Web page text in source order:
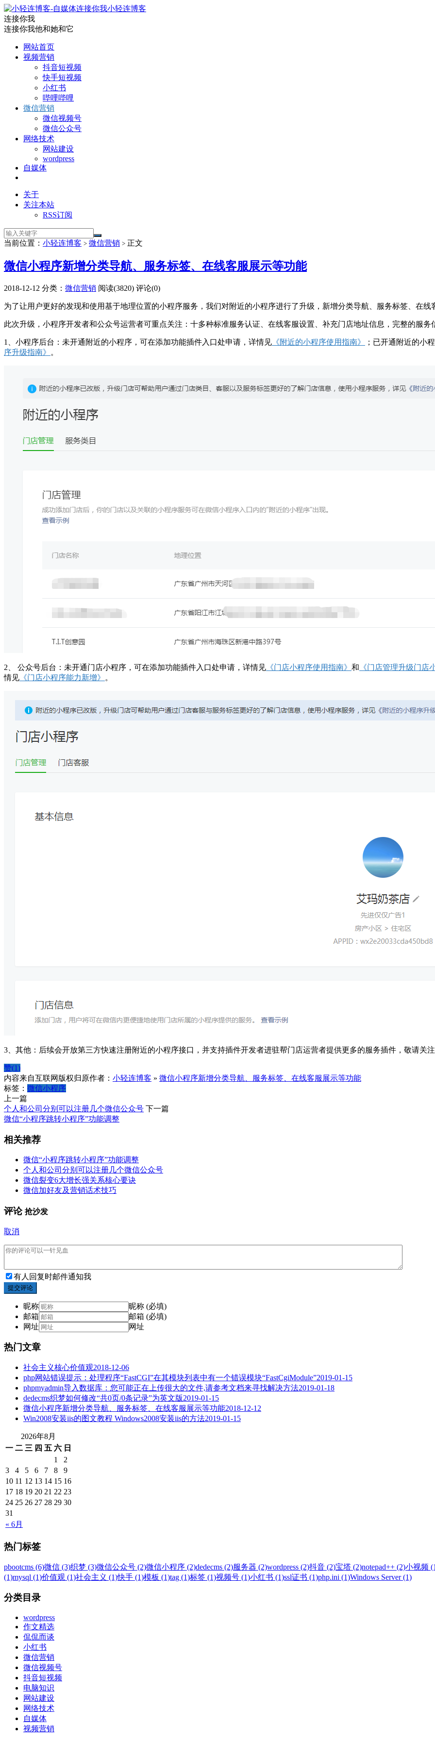
小轻连博客
连接你我
连接你我他和她和它
网站首页
视频营销
抖音短视频
快手短视频
小红书
哔哩哔哩
微信营销
微信视频号
微信公众号
网络技术
网站建设
wordpress
自媒体
关于
关注本站
RSS订阅
当前位置： 小轻连博客 > 微信营销 > 正文
微信小程序新增分类导航、服务标签、在线客服展示等功能
2018-12-12 分类： 微信营销 阅读(3820) 评论(0)
为了让用户更好的发现和使用基于地理位置的小程序服务，我们对附近的小程序进行了升级，新增分类导航、服务标签、在线
此次升级，小程序开发者和公众号运营者可重点关注：十多种标准服务认证、在线客服设置、补充门店地址信息，完整的服务
1、小程序后台：未开通附近的小程序，可在添加功能插件入口处申请，详情见 《附近的小程序使用指南》 ；已开通附近的小
序升级指南》
。
2、 公众号后台：未开通门店小程序，可在添加功能插件入口处申请，详情见 《门店小程序使用指南》 和 《门店管理升级门店
情见 《门店小程序能力新增》 。
3、其他：后续会开放第三方快速注册附近的小程序接口，并支持插件开发者进驻帮门店运营者提供更多的服务插件，敬请关注
赞(1)
内容来自互联网版权归原作者： 小轻连博客 » 微信小程序新增分类导航、服务标签、在线客服展示等功能
标签： 微信小程序
上一篇
个人和公司分别可以注册几个微信公众号 下一篇
微信“小程序跳转小程序”功能调整
相关推荐
微信“小程序跳转小程序”功能调整
个人和公司分别可以注册几个微信公众号
微信裂变6大增长强关系核心要诀
微信加好友及营销话术技巧
评论 抢沙发
取消
有人回复时邮件通知我
提交评论
昵称
昵称 (必填)
邮箱
邮箱 (必填)
网址
网址
热门文章
社会主义核心价值观2018-12-06
php网站错误提示：处理程序“FastCGI”在其模块列表中有一个错误模块“FastCgiModule”2019-01-15
phpmyadmin导入数据库：您可能正在上传很大的文件,请参考文档来寻找解决方法2019-01-18
dedecms织梦如何修改“共0页/0条记录”为英文版2019-01-15
微信小程序新增分类导航、服务标签、在线客服展示等功能2018-12-12
Win2008安装iis的图文教程 Windows2008安装iis的方法2019-01-15
2026年8月
一 二 三 四 五 六 日
« 6月
1
2
3
4 5 6 7 8
9
10 11 12 13 14 15 16
17 18 19 20 21 22 23
24 25 26 27 28 29 30
31
热门标签
pbootcms (6)微信 (3)织梦 (3)微信公众号 (2)微信小程序 (2)dedecms (2)服务器 (2)wordpress (2)抖音 (2)宝塔 (2)notepad++ (2)小视频
(1)mysql (1)价值观 (1)社会主义 (1)快手 (1)模板 (1)tag (1)标签 (1)视频号 (1)小红书 (1)ssl证书 (1)php.ini (1)Windows Server (1)
分类目录
wordpress
作文精选
侃侃而谈
小红书
微信营销
微信视频号
抖音短视频
电脑知识
网站建设
网络技术
自媒体
视频营销